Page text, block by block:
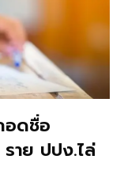
อดชื่อ
าย ปปง.ไล่